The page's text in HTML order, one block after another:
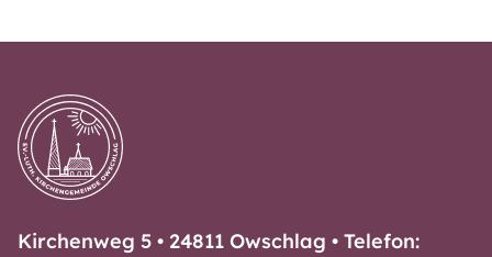
Kirchenweg 5 • 24811 Owschlag • Telefon: